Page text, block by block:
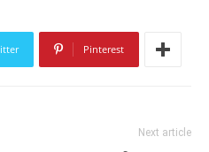
Pinterest
Next article